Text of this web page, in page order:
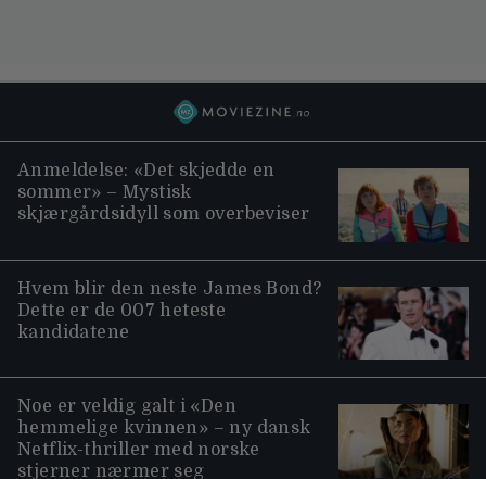
Anmeldelse: «Det skjedde en
sommer» – Mystisk
skjærgårdsidyll som overbeviser
Hvem blir den neste James Bond?
Dette er de 007 heteste
kandidatene
Noe er veldig galt i «Den
hemmelige kvinnen» – ny dansk
Netflix-thriller med norske
stjerner nærmer seg